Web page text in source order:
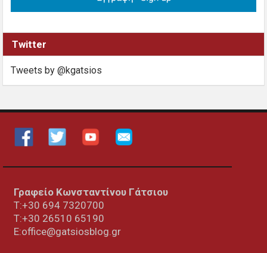
Twitter
Tweets by @kgatsios
Γραφείο Κωνσταντίνου Γάτσιου
Τ:+30 694 7320700
T:+30 26510 65190
E:office@gatsiosblog.gr